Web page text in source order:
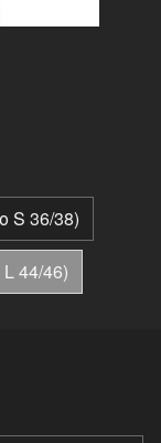
S 36/38)
44/46)